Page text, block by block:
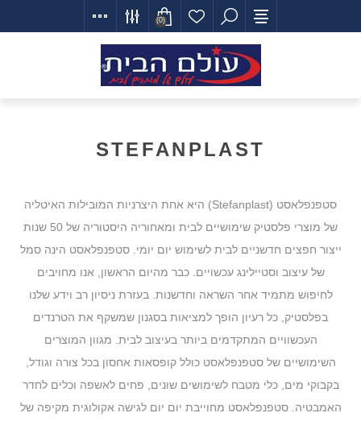
(0)
STEFANPLAST
סטפנפלאסט (Stefanplast) היא אחת היצרניות המובילות האיטליה
של מוצרי פלסטיק שימושיים לבית ומאחוריה היסטוריה של 50 שנות
ייצור חפצים חדשניים לבית לשימוש יום יומי. סטפנפלאסט הינה סמל
של עיצוב וסטיילינג עכשויים. כבר מהיום הראשון, אנו מחויבים
לחיפוש מתמיד אחר השראה וחדשנות. בעזרת ניסיון רב וידע שלנו
בפלסטיק, כל רעיון הופך למציאות בסגנון שמשקף את הטרנדים
העכשוויים המתקדמים ביותר בעיצוב לבית. מגוון המוצרים
השימושיים של סטפנפלאסט כולל קופסאות אחסון בכל צורה וגודל,
בקבוקי מים, כלי מטבח לשימושים שונים, פחים לאשפה וכלים לחדר
האמבטיה. סטפנפלאסט מחוייבת יום יום לגישה אקולוגית מקיפה של